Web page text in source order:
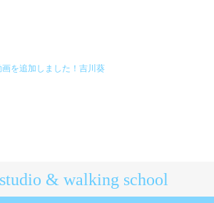
画を追加しました！吉川葵
& walking school